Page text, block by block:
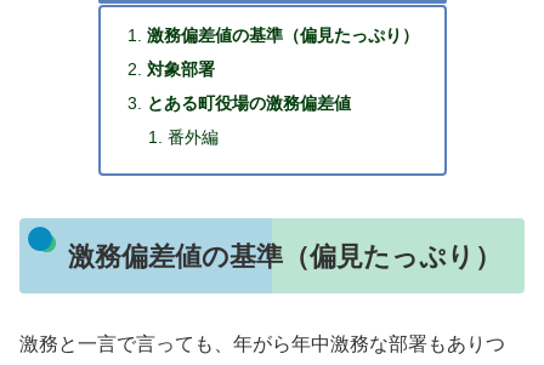
激務偏差値の基準（偏見たっぷり）
対象部署
とある町役場の激務偏差値
番外編
激務偏差値の基準（偏見たっぷり）
激務と一言で言っても、年がら年中激務な部署もありつ